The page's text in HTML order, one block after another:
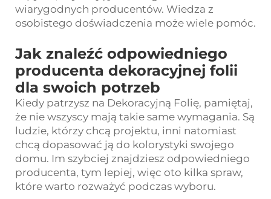
wiarygodnych producentów. Wiedza z
osobistego doświadczenia może wiele pomóc.
Jak znaleźć odpowiedniego
producenta dekoracyjnej folii
dla swoich potrzeb
Kiedy patrzysz na Dekoracyjną Folię, pamiętaj,
że nie wszyscy mają takie same wymagania. Są
ludzie, którzy chcą projektu, inni natomiast
chcą dopasować ją do kolorystyki swojego
domu. Im szybciej znajdziesz odpowiedniego
producenta, tym lepiej, więc oto kilka spraw,
które warto rozważyć podczas wyboru.